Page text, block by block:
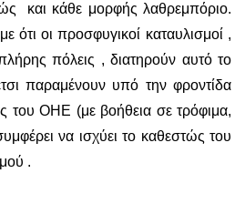
και κάθε μορφής λαθρεμπόριο.
ότι οι προσφυγικοί καταυλισμοί ,
πόλεις , διατηρούν αυτό το
παραμένουν υπό την φροντίδα
του ΟΗΕ (με βοήθεια σε τρόφιμα,
να ισχύει το καθεστώς του
.